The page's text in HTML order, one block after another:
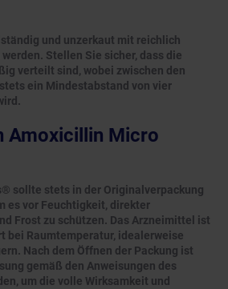
und unzerkaut mit reichlich
Stellen Sie sicher, dass die
verteilt sind, wobei zwischen den
ein Mindestabstand von vier
Amoxicillin Micro
sollte stets in der Originalverpackung
es vor Feuchtigkeit, direkter
Frost zu schützen. Das Arzneimittel ist
bei Raumtemperatur, idealerweise
Nach dem Öffnen der Packung ist
gemäß den Anweisungen des
um die volle Wirksamkeit und